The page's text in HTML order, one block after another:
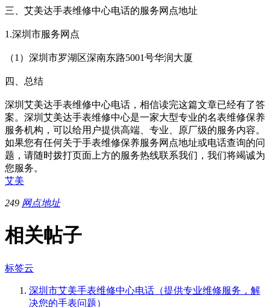
三、艾美达手表维修中心电话的服务网点地址
1.深圳市服务网点
（1）深圳市罗湖区深南东路5001号华润大厦
四、总结
深圳艾美达手表维修中心电话，相信读完这篇文章已经有了答
案。深圳艾美达手表维修中心是一家大型专业的名表维修保养
服务机构，可以给用户提供高端、专业、原厂级的服务内容。
如果您有任何关于手表维修保养服务网点地址或电话查询的问
题，请随时拨打页面上方的服务热线联系我们，我们将竭诚为
您服务。
艾美
249 网点地址
相关帖子
标签云
深圳市艾美手表维修中心电话（提供专业维修服务，解
决您的手表问题）